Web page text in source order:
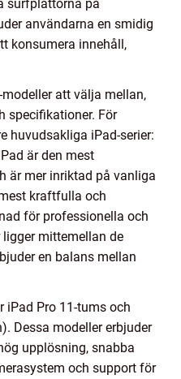
surfplattorna på
användarna en smidig
konsumera innehåll,
att välja mellan,
specifikationer. För
huvudsakliga iPad-serier:
är den mest
är mer inriktad på vanliga
kraftfulla och
för professionella och
mittemellan de
en balans mellan
iPad Pro 11-tums och
Dessa modeller erbjuder
upplösning, snabba
och support för